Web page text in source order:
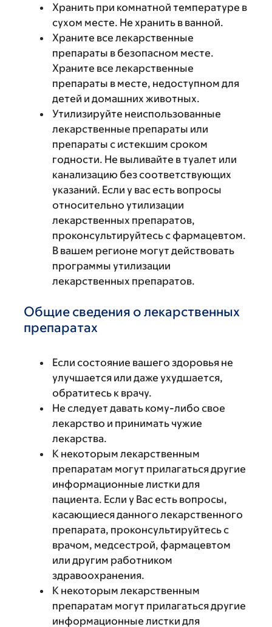
Хранить при комнатной температуре в
сухом месте. Не хранить в ванной.
Храните все лекарственные
препараты в безопасном месте.
Храните все лекарственные
препараты в месте, недоступном для
детей и домашних животных.
Утилизируйте неиспользованные
лекарственные препараты или
препараты с истекшим сроком
годности. Не выливайте в туалет или
канализацию без соответствующих
указаний. Если у вас есть вопросы
относительно утилизации
лекарственных препаратов,
проконсультируйтесь с фармацевтом.
В вашем регионе могут действовать
программы утилизации
лекарственных препаратов.
Общие сведения о лекарственных
препаратах
Если состояние вашего здоровья не
улучшается или даже ухудшается,
обратитесь к врачу.
Не следует давать кому-либо свое
лекарство и принимать чужие
лекарства.
К некоторым лекарственным
препаратам могут прилагаться другие
информационные листки для
пациента. Если у Вас есть вопросы,
касающиеся данного лекарственного
препарата, проконсультируйтесь с
врачом, медсестрой, фармацевтом
или другим работником
здравоохранения.
К некоторым лекарственным
препаратам могут прилагаться другие
информационные листки для